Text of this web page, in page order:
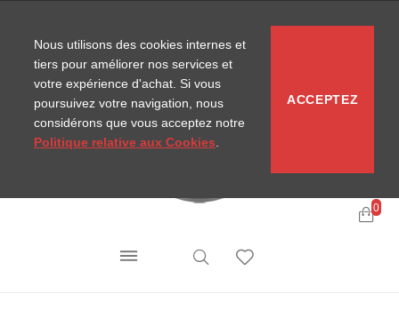
0
Nous utilisons des cookies internes et
tiers pour améliorer nos services et
votre expérience d'achat. Si vous
poursuivez votre navigation, nous
considérons que vous acceptez notre
Politique relative aux Cookies
ACCEPTEZ